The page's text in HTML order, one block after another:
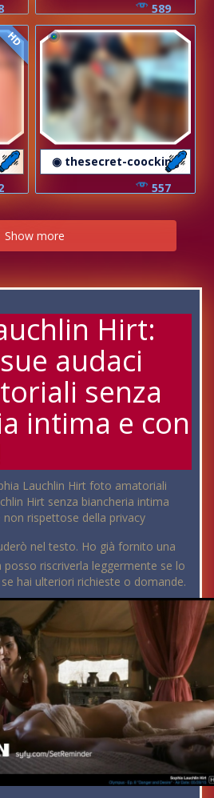
589
HD
◉ thesecret-coocking
557
Show more
Hirt:
audaci
senza
intima e con
Lauchlin Hirt foto amatoriali
Hirt senza biancheria intima
rispettose della privacy
nel testo. Ho già fornito una
riscriverla leggermente se lo
hai ulteriori richieste o domande.